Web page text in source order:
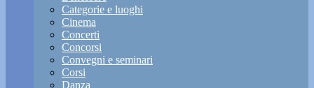
Categorie e luoghi
Cinema
Concerti
Concorsi
Convegni e seminari
Corsi
Danza